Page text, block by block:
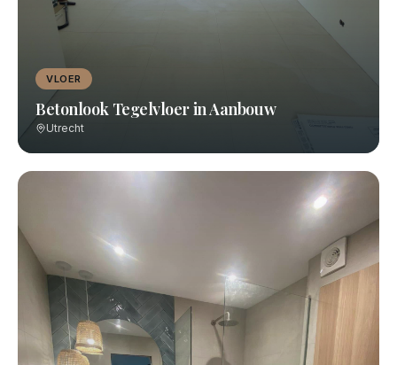
VLOER
Betonlook Tegelvloer in Aanbouw
Utrecht